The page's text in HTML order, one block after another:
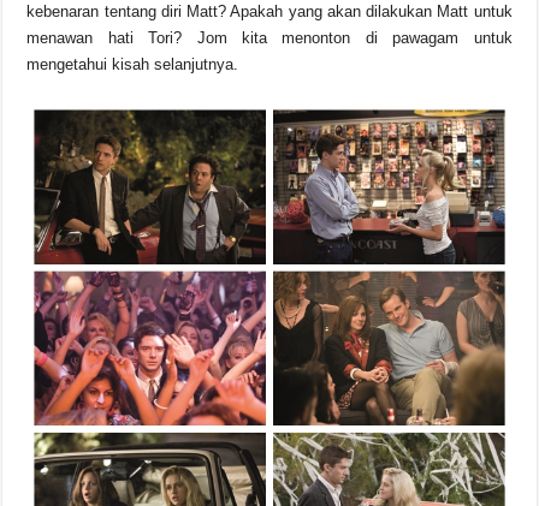
kebenaran tentang diri Matt? Apakah yang akan dilakukan Matt untuk
menawan hati Tori? Jom kita menonton di pawagam untuk
mengetahui kisah selanjutnya.